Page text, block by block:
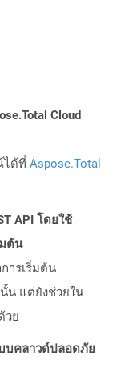
Cloud
ได้ที่ Aspose.Total
API โดยใช้
ต้น
ารเริ่มต้น
นั้น แต่ยังช่วยใน
วย
บบคลาวด์ปลอดภัย